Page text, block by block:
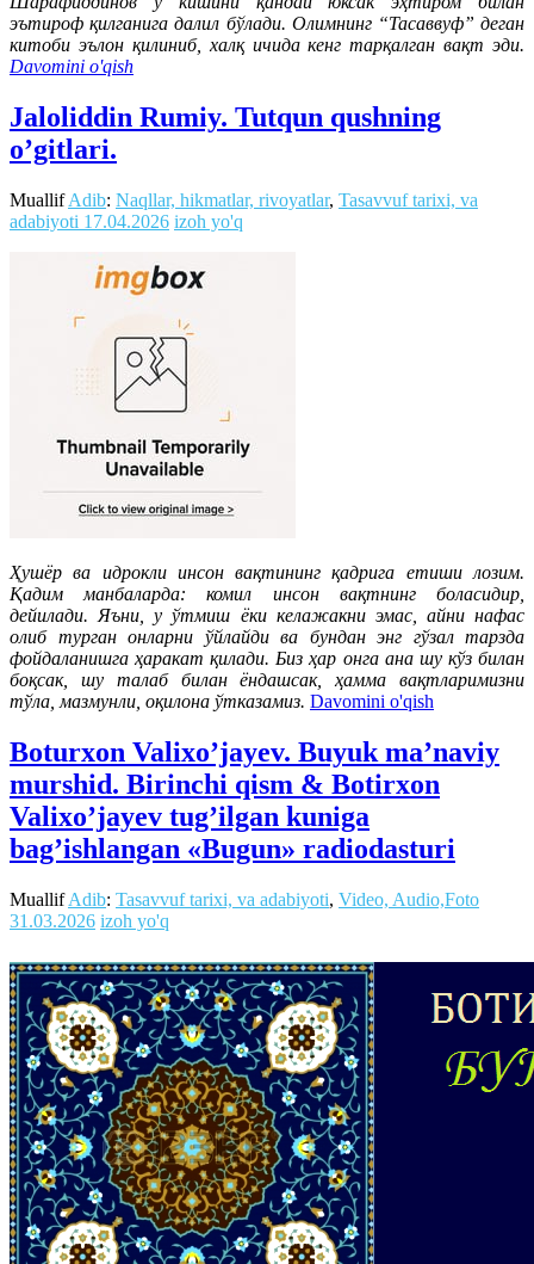
эътироф қилганига далил бўлади. Олимнинг “Тасаввуф” деган
китоби эълон қилиниб, халқ ичида кенг тарқалган вақт эди.
Davomini o'qish
Jaloliddin Rumiy. Tutqun qushning
o’gitlari.
MuallifAdib: Naqllar, hikmatlar, rivoyatlar, Tasavvuf tarixi, va
adabiyoti 17.04.2026 izoh yo'q
Ҳушёр ва идрокли инсон вақтининг қадрига етиши лозим.
Қадим манбаларда: комил инсон вақтнинг боласидир,
дейилади. Яъни, у ўтмиш ёки келажакни эмас, айни нафас
олиб турган онларни ўйлайди ва бундан энг гўзал тарзда
фойдаланишга ҳаракат қилади. Биз ҳар онга ана шу кўз билан
боқсак, шу талаб билан ёндашсак, ҳамма вақтларимизни
тўла, мазмунли, оқилона ўтказамиз. Davomini o'qish
Boturxon Valixo’jayev. Buyuk ma’naviy
murshid. Birinchi qism & Botirxon
Valixo’jayev tug’ilgan kuniga
bag’ishlangan «Bugun» radiodasturi
MuallifAdib: Tasavvuf tarixi, va adabiyoti, Video, Audio,Foto
31.03.2026 izoh yo'q